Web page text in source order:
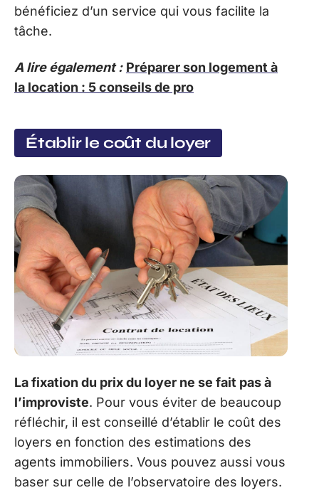
bénéficiez d’un service qui vous facilite la
tâche.
A lire également : Préparer son logement à
la location : 5 conseils de pro
Établir le coût du loyer
La fixation du prix du loyer ne se fait pas à
l’improviste. Pour vous éviter de beaucoup
réfléchir, il est conseillé d’établir le coût des
loyers en fonction des estimations des
agents immobiliers. Vous pouvez aussi vous
baser sur celle de l’observatoire des loyers.